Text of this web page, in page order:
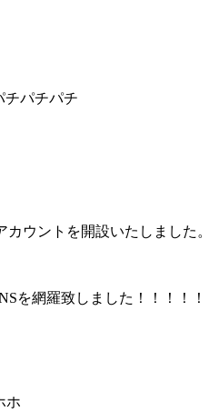
チパチパチ
ウントを開設いたしました
を網羅致しました！！！！
ホ